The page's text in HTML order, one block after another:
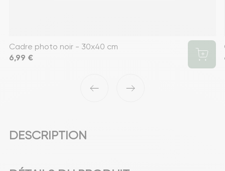
Cadre photo noir - 30x40 cm
Prix
6,99 €
‹ ›
DESCRIPTION